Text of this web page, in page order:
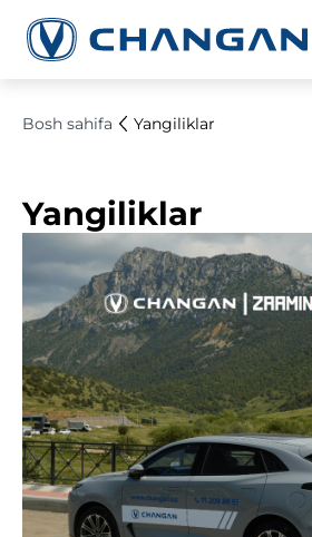
Bosh sahifa Yangiliklar
Yangiliklar